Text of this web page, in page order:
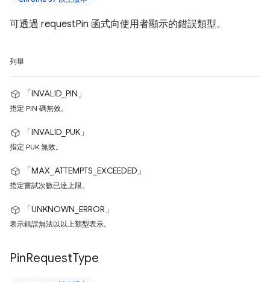
可透過 requestPin 函式向使用者顯示的錯誤類型。
列舉
「INVALID_PIN」
指定 PIN 碼無效。
「INVALID_PUK」
指定 PUK 無效。
「MAX_ATTEMPTS_EXCEEDED」
指定嘗試次數已達上限。
「UNKNOWN_ERROR」
表示錯誤無法以以上類型表示。
PinRequestType